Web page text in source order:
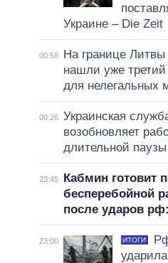
Украине – Die Zeit
00:58
На границе
нашли уже
для нелегальных
00:26 Украинская
возобновляет
длительной паузы
23:45
Кабмин готовит
бесперебойной
после ударов
23:00 ИТОГИ